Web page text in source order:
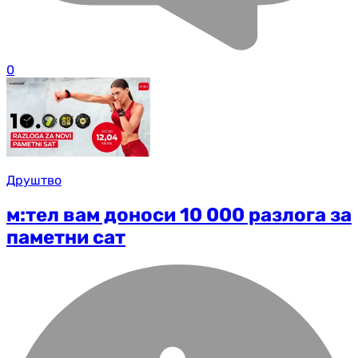
0
Друштво
м:тел вам доноси 10 000 разлога за
паметни сат